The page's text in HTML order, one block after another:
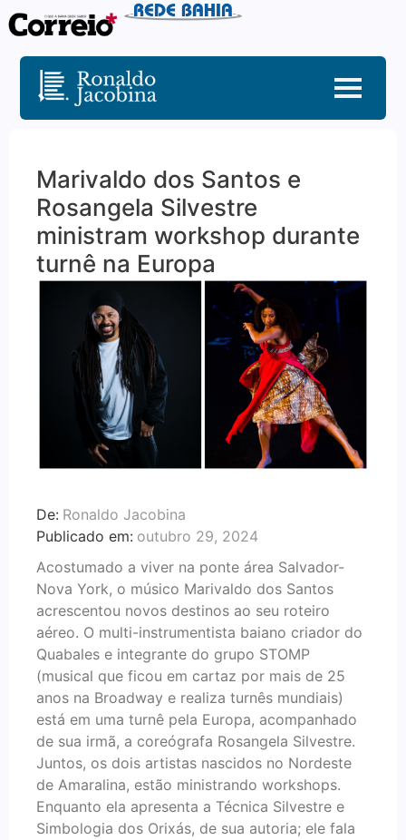
Marivaldo dos Santos e
Rosangela Silvestre
ministram workshop durante
turnê na Europa
De: Ronaldo Jacobina
Publicado em: outubro 29, 2024
Acostumado a viver na ponte área Salvador-
Nova York, o músico Marivaldo dos Santos
acrescentou novos destinos ao seu roteiro
aéreo. O multi-instrumentista baiano criador do
Quabales e integrante do grupo STOMP
(musical que ficou em cartaz por mais de 25
anos na Broadway e realiza turnês mundiais)
está em uma turnê pela Europa, acompanhado
de sua irmã, a coreógrafa Rosangela Silvestre.
Juntos, os dois artistas nascidos no Nordeste
de Amaralina, estão ministrando workshops.
Enquanto ela apresenta a Técnica Silvestre e
Simbologia dos Orixás, de sua autoria; ele fala